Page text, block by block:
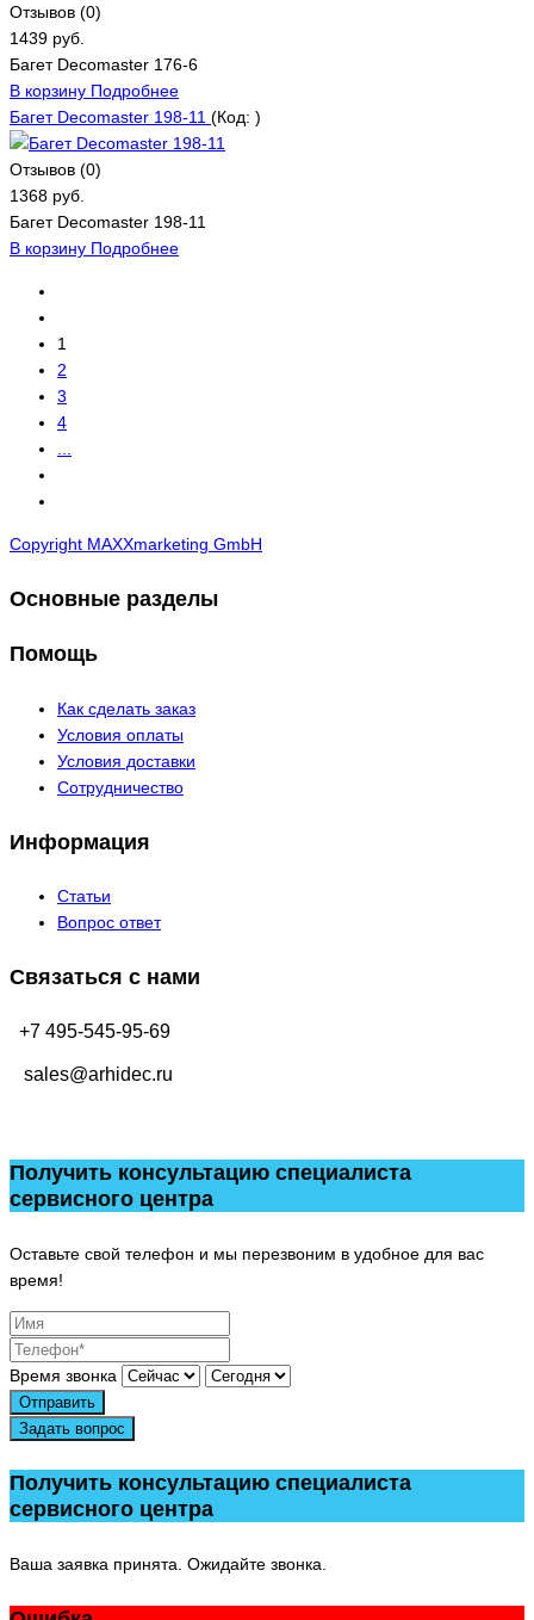
Отзывов (0)
1439 руб.
Багет Decomaster 176-6
В корзину Подробнее
Багет Decomaster 198-11 (Код: )
Отзывов (0)
1368 руб.
Багет Decomaster 198-11
В корзину Подробнее
1
2
3
4
Copyright MAXXmarketing GmbH
Основные разделы
Помощь
Как сделать заказ
Условия оплаты
Условия доставки
Сотрудничество
Информация
Статьи
Вопрос ответ
Связаться с нами
+7 495-545-95-69
sales@arhidec.ru
Получить консультацию специалиста
сервисного центра
Оставьте свой телефон и мы перезвоним в удобное для вас
время!
Время звонка
Отправить
Задать вопрос
Получить консультацию специалиста
сервисного центра
Ваша заявка принята. Ожидайте звонка.